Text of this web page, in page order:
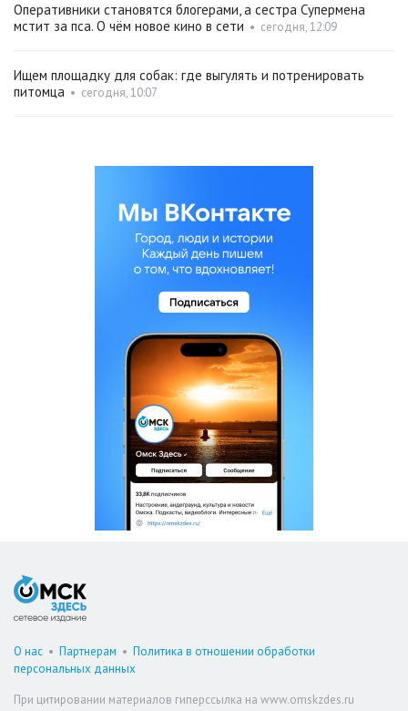
Оперативники становятся блогерами, а сестра Супермена
мстит за пса. О чём новое кино в сети • сегодня, 12:09
Ищем площадку для собак: где выгулять и потренировать
питомца • сегодня, 10:07
О нас • Партнерам • Политика в отношении обработки
персональных данных
При цитировании материалов гиперссылка на www.omskzdes.ru